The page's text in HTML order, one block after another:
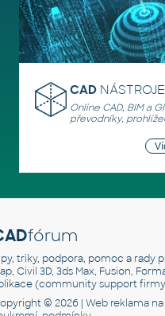
CAD NÁSTROJE
Online CAD, BIM a
převodníky,
fórum
triky, podpora, pomoc a rady
Civil 3D, 3ds Max, Fusion,
(community support firmy
© 2026 | Web reklamana